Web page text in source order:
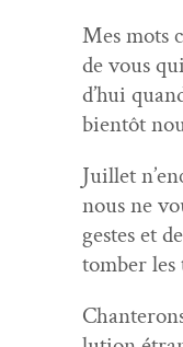
Mes mots
de vous
d’hui
bien­tôt
Juil­let
nous ne
gestes et
tomber les